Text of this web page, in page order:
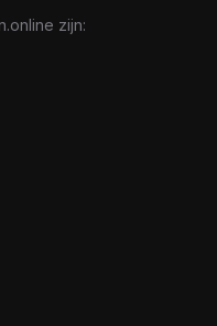
zijn: